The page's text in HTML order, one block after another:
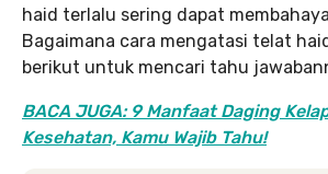
haid terlalu sering dapat
Bagaimana cara mengatasi telat
berikut untuk mencari tahu
BACA JUGA: 9 Manfaat Daging
Kesehatan, Kamu Wajib Tahu!